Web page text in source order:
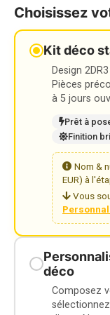
Choisissez
Kit déco
Design
Pièces
à 5 jours
Prêt à
Finition
Nom &
EUR) à
Vous
déco
Composez